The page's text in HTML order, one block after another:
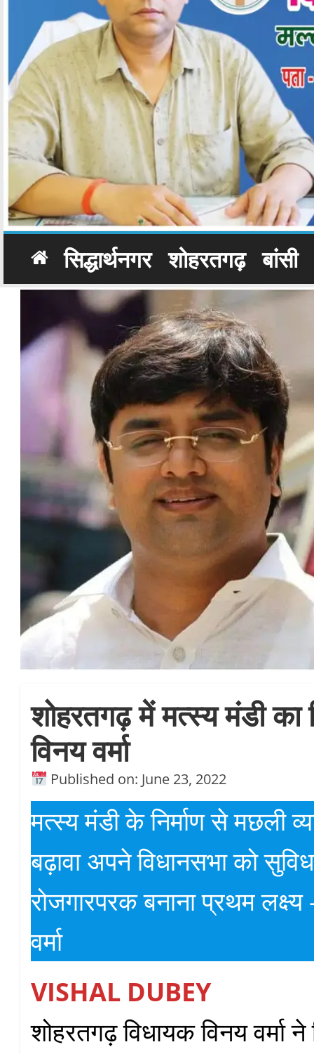
सिद्धार्थनगर शोहरतगढ़ बांसी
शोहरतगढ़ में मत्स्य मंडी का
विनय वर्मा
Published on: June 23, 2022
मत्स्य मंडी के निर्माण से मछली
बढ़ावा अपने विधानसभा को
रोजगारपरक बनाना प्रथम
वर्मा
VISHAL DUBEY
शोहरतगढ़ विधायक विनय वर्मा